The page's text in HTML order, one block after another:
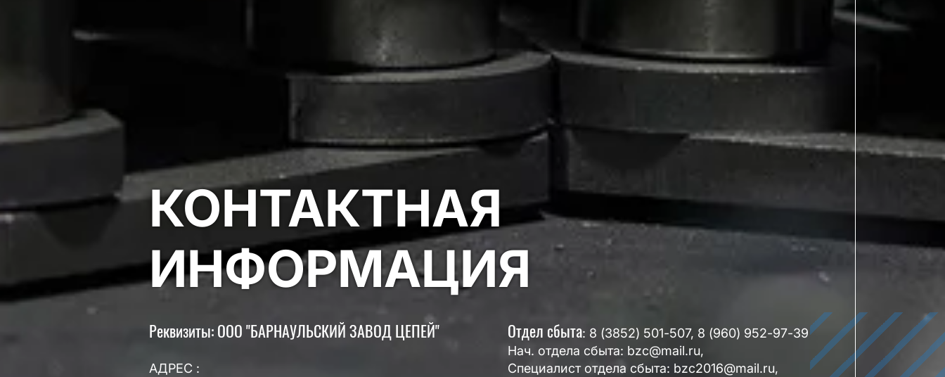
КОНТАКТНАЯ
ИНФОРМАЦИЯ
Реквизиты: ООО "БАРНАУЛЬСКИЙ ЗАВОД ЦЕПЕЙ"
АДРЕС :
Отдел сбыта: 8 (3852) 501-507, 8 (960) 952-97-39
Нач. отдела сбыта: bzc@mail.ru,
Специалист отдела сбыта: bzc2016@mail.ru,